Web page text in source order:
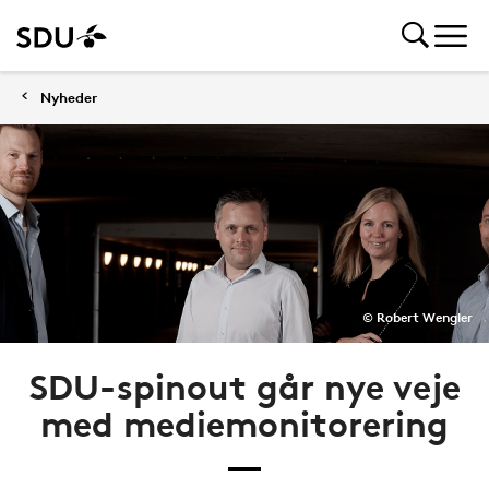
Nyheder
© Robert Wengler
SDU-spinout går nye veje
med mediemonitorering